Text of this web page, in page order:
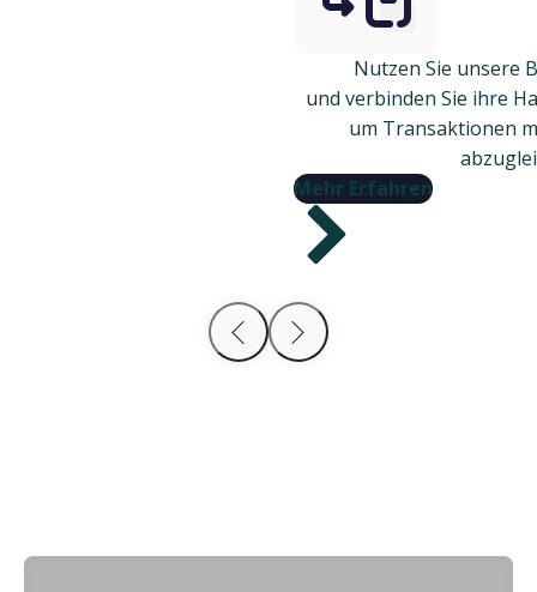
Nutzen Sie unsere
und verbinden Sie ihre
um Transaktionen
Mehr Erfahren